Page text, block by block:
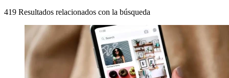
419 Resultados relacionados con la búsqueda